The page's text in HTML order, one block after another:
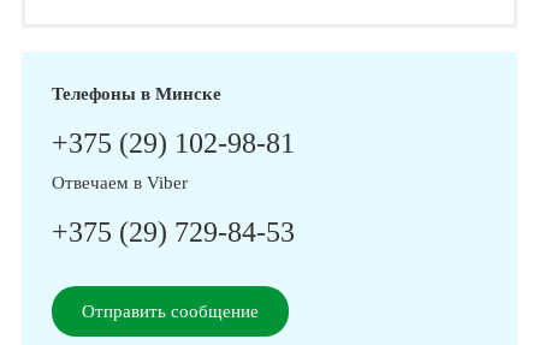
Телефоны в Минске
+375 (29) 102-98-81
Отвечаем в Viber
+375 (29) 729-84-53
Отправить сообщение